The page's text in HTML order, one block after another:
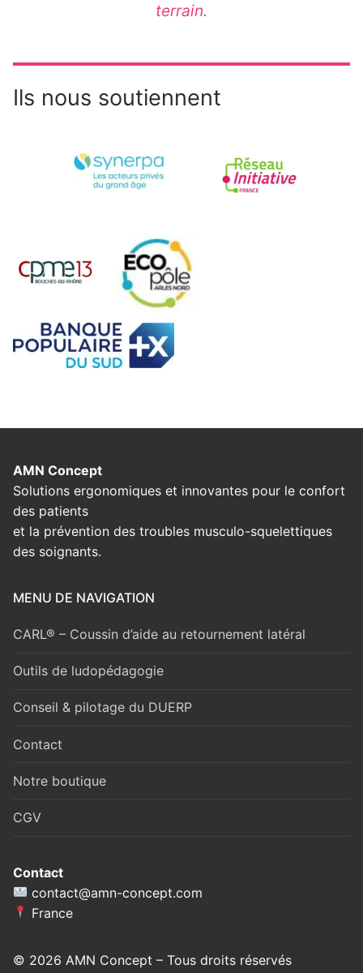
terrain.
Ils nous soutiennent
AMN Concept
Solutions ergonomiques et innovantes pour le confort
des patients
et la prévention des troubles musculo-squelettiques
des soignants.
MENU DE NAVIGATION
CARL® – Coussin d’aide au retournement latéral
Outils de ludopédagogie
Conseil & pilotage du DUERP
Contact
Notre boutique
CGV
Contact
contact@amn-concept.com
France
© 2026 AMN Concept – Tous droits réservés